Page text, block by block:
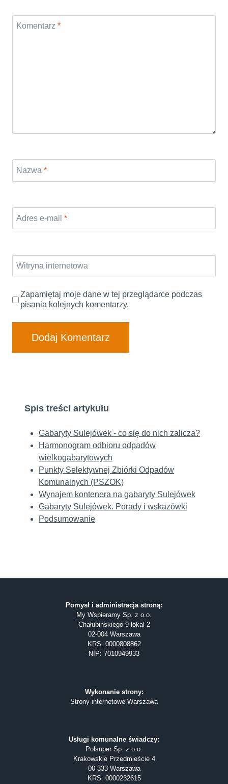
Komentarz *
Nazwa *
Adres e-mail *
Witryna internetowa
Zapamiętaj moje dane w tej przeglądarce podczas
pisania kolejnych komentarzy.
Spis treści artykułu
Gabaryty Sulejówek - co się do nich zalicza?
Harmonogram odbioru odpadów
wielkogabarytowych
Punkty Selektywnej Zbiórki Odpadów
Komunalnych (PSZOK)
Wynajem kontenera na gabaryty Sulejówek
Gabaryty Sulejówek. Porady i wskazówki
Podsumowanie
Pomysł i administracja stroną:
My Wspieramy Sp. z o.o.
Chałubińskiego 9 lokal 2
02-004 Warszawa
KRS: 0000808862
NIP: 7010949933
Wykonanie strony:
Strony internetowe Warszawa
Usługi komunalne świadczy:
Polsuper Sp. z o.o.
Krakowskie Przedmieście 4
00-333 Warszawa
KRS: 0000232615